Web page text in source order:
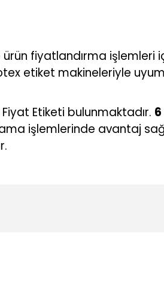
fiyatlandırma işlemleri
etiket makineleriyle
Etiketi bulunmaktadır.
işlemlerinde avantaj